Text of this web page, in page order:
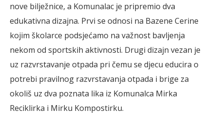
nove bilježnice, a Komunalac je pripremio dva
edukativna dizajna. Prvi se odnosi na Bazene Cerine
kojim školarce podsjećamo na važnost bavljenja
nekom od sportskih aktivnosti. Drugi dizajn vezan je
uz razvrstavanje otpada pri čemu se djecu educira o
potrebi pravilnog razvrstavanja otpada i brige za
okoliš uz dva poznata lika iz Komunalca Mirka
Reciklirka i Mirku Kompostirku.